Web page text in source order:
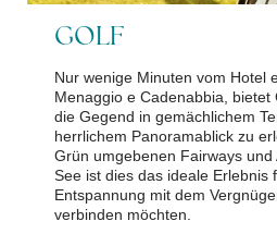
GOLF
Nur wenige Minuten vom Hotel
Menaggio e Cadenabbia, bietet
die Gegend in gemächlichem
herrlichem Panoramablick zu
Grün umgebenen Fairways und
See ist dies das ideale Erlebnis
Entspannung mit dem
verbinden möchten.